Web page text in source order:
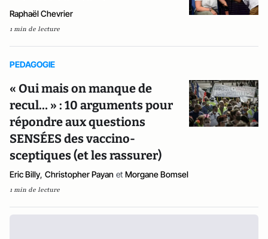
Raphaël Chevrier
1 min de lecture
PEDAGOGIE
« Oui mais on manque de
recul… » : 10 arguments pour
répondre aux questions
SENSÉES des vaccino-
sceptiques (et les rassurer)
Eric Billy, Christopher Payan et Morgane Bomsel
1 min de lecture